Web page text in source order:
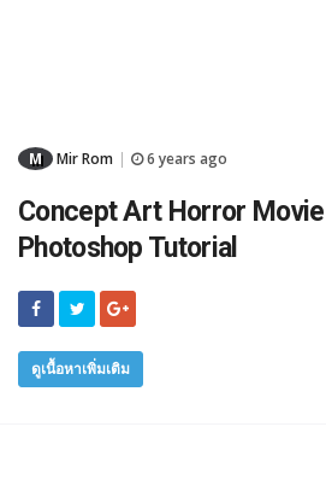
M Mir Rom 6 years ago
Concept Art Horror
Photoshop Tutorial
ดูเนื้อหาเพิ่มเติม